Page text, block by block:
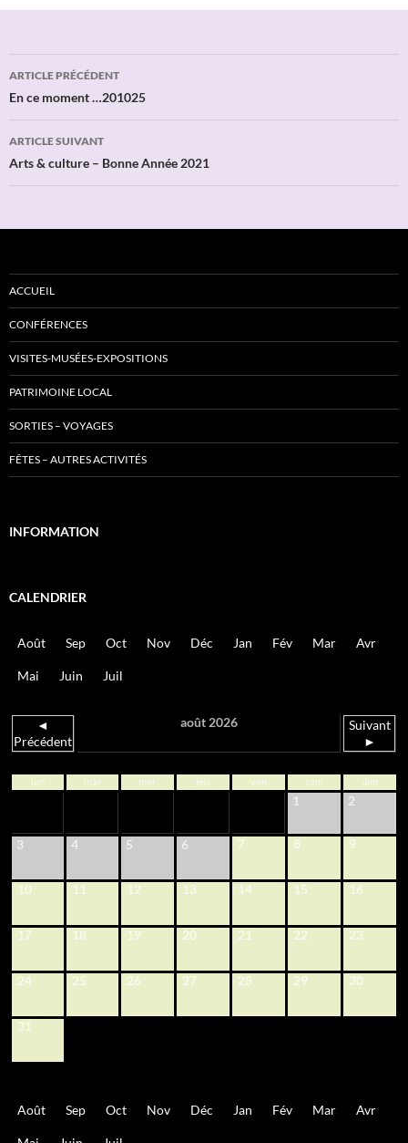
Navigation
des
articles
ARTICLE PRÉCÉDENT
En ce moment …201025
ARTICLE SUIVANT
Arts & culture – Bonne Année 2021
ACCUEIL
CONFÉRENCES
VISITES-MUSÉES-EXPOSITIONS
PATRIMOINE LOCAL
SORTIES – VOYAGES
FÊTES – AUTRES ACTIVITÉS
INFORMATION
CALENDRIER
Août Sep Oct Nov Déc Jan Fév Mar Avr
Mai Juin Juil
◄
Précédent
août 2026
Suivant
►
lun mar mer jeu ven sam dim
1 2
3 4 5 6 7 8 9
10 11 12 13 14 15 16
17 18 19 20 21 22 23
24 25 26 27 28 29 30
31
Août Sep Oct Nov Déc Jan Fév Mar Avr